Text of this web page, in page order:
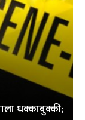
धक्काबुक्की;